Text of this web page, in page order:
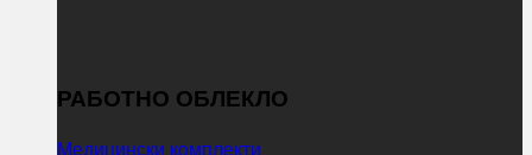
РАБОТНО ОБЛЕКЛО
Медицински комплекти